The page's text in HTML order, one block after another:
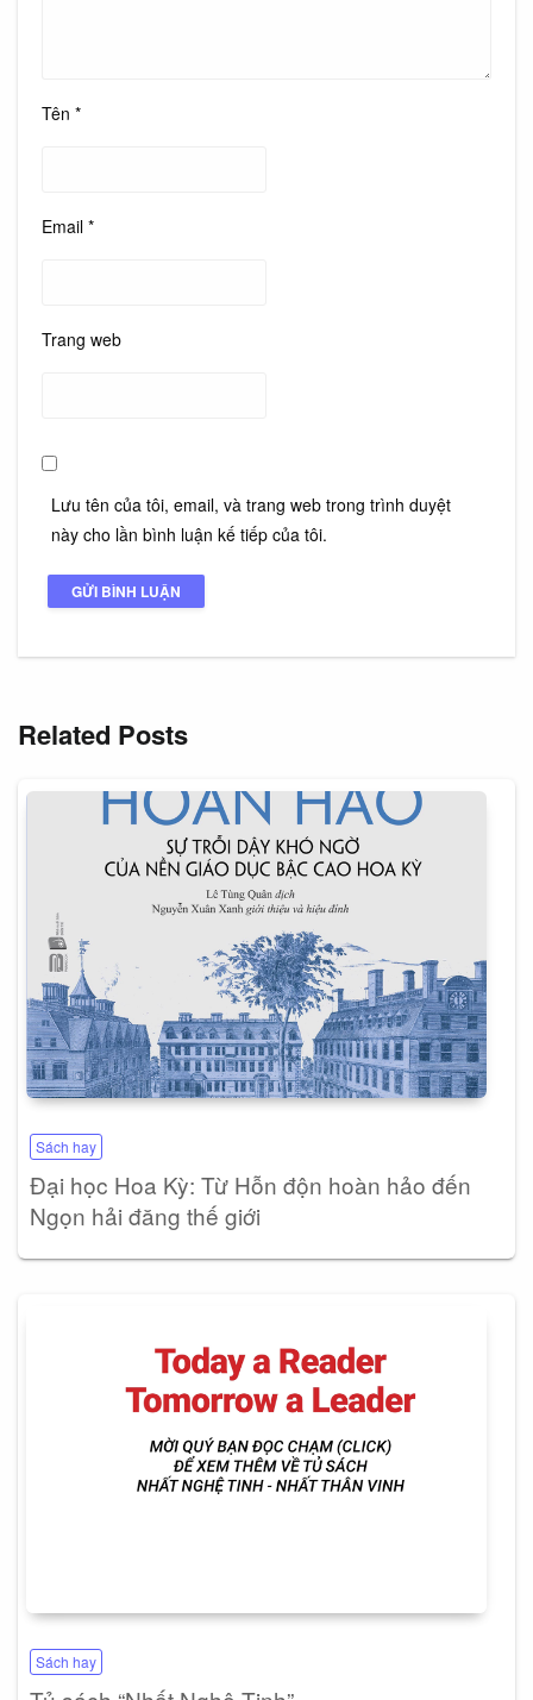
Tên *
Email *
Trang web
Lưu tên của tôi, email, và trang web trong trình duyệt
này cho lần bình luận kế tiếp của tôi.
Related Posts
Sách hay
Đại học Hoa Kỳ: Từ Hỗn độn hoàn hảo đến
Ngọn hải đăng thế giới
Sách hay